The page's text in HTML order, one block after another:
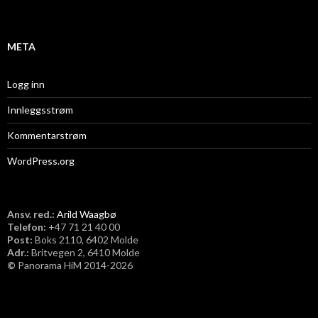
META
Logg inn
Innleggsstrøm
Kommentarstrøm
WordPress.org
Ansv. red.: Arild Waagbø
Telefon: ​+47 71 21 40 00
Post: Boks 2110, 6402 Molde
Adr.: Britvegen 2, 6410 Molde
© Panorama HiM 2014-2026